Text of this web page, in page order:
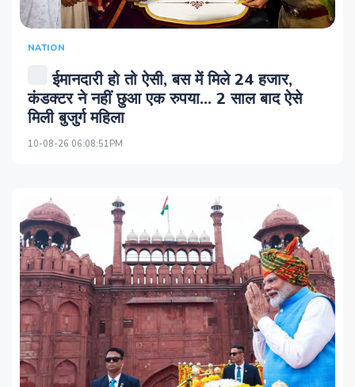
NATION
ईमानदारी हो तो ऐसी, बस में मिले 24 हजार,
कंडक्टर ने नहीं छुआ एक रुपया... 2 साल बाद ऐसे
मिली बुजुर्ग महिला
10-08-26 06:08:51PM